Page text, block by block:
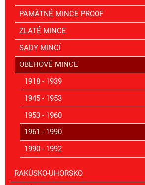
PAMÄTNÉ MINCE PROOF
ZLATÉ MINCE
SADY MINCÍ
OBEHOVÉ MINCE
1918 - 1939
1945 - 1953
1953 - 1960
1961 - 1990
1990 - 1992
RAKÚSKO-UHORSKO